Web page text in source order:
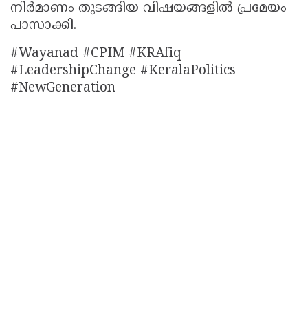
നിർമാണം തുടങ്ങിയ വിഷയങ്ങളിൽ പ്രമേയം
പാസാക്കി.
#Wayanad #CPIM #KRAfiq
#LeadershipChange #KeralaPolitics
#NewGeneration